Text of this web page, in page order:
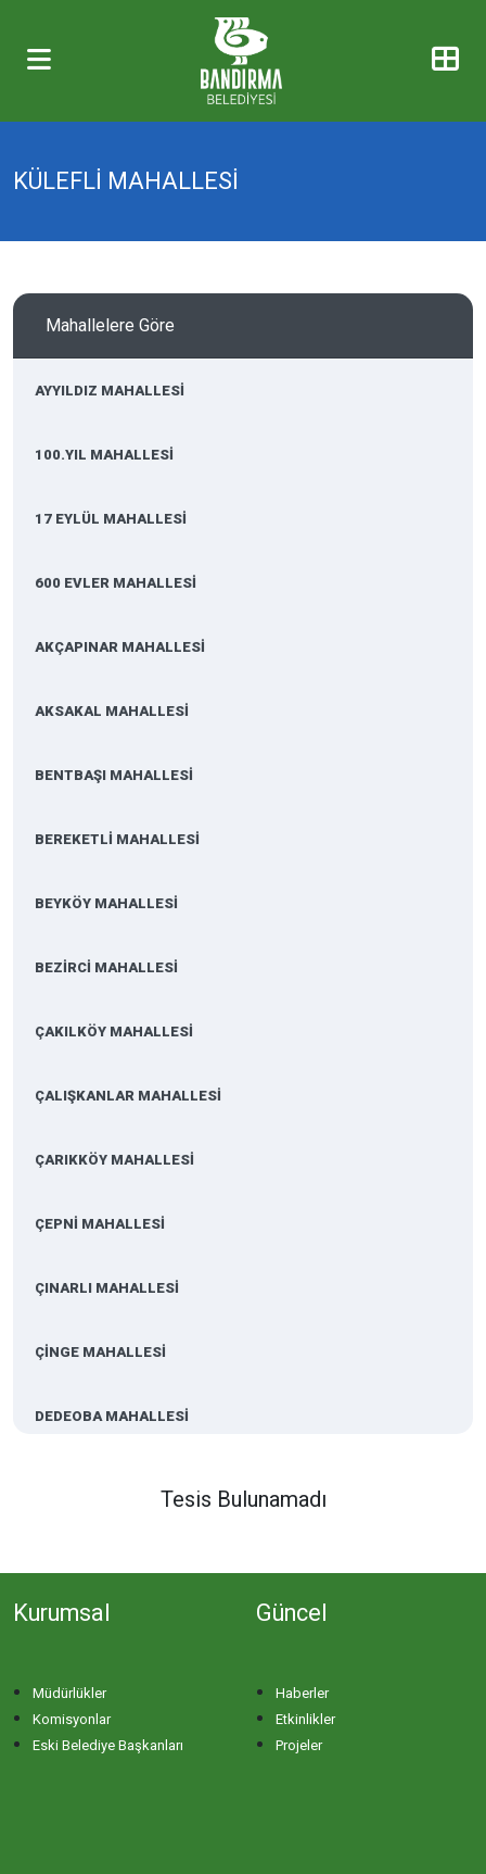
KÜLEFLİ MAHALLESİ
Mahallelere Göre
AYYILDIZ MAHALLESİ
100.YIL MAHALLESİ
17 EYLÜL MAHALLESİ
600 EVLER MAHALLESİ
AKÇAPINAR MAHALLESİ
AKSAKAL MAHALLESİ
BENTBAŞI MAHALLESİ
BEREKETLİ MAHALLESİ
BEYKÖY MAHALLESİ
BEZİRCİ MAHALLESİ
ÇAKILKÖY MAHALLESİ
ÇALIŞKANLAR MAHALLESİ
ÇARIKKÖY MAHALLESİ
ÇEPNİ MAHALLESİ
ÇINARLI MAHALLESİ
ÇİNGE MAHALLESİ
DEDEOBA MAHALLESİ
DOĞANPINAR MAHALLESİ
DUTLİMAN MAHALLESİ
Tesis Bulunamadı
Kurumsal
Müdürlükler
Komisyonlar
Eski Belediye Başkanları
Güncel
Haberler
Etkinlikler
Projeler